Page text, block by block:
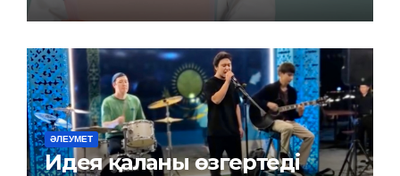
ӘЛЕУМЕТ
Идея қаланы өзгертеді